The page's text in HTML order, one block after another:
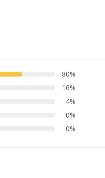
80%
16%
4%
0%
0%